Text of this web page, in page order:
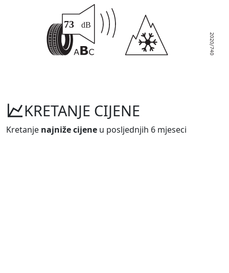
KRETANJE CIJENE
Kretanje najniže cijene u posljednjih 6 mjeseci